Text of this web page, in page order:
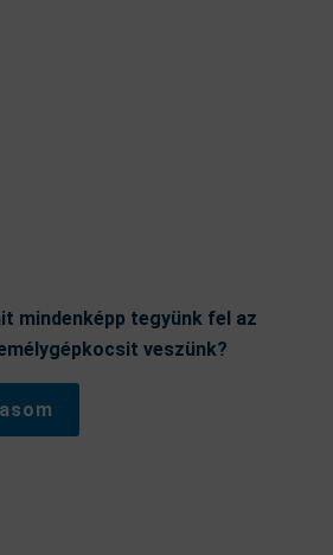
mindenképp tegyünk fel az
veszünk?